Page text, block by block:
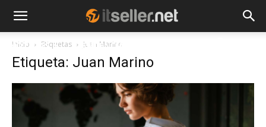
NOTICIAS TENDENCIAS
Inicio Etiquetas Juan Marino
Etiqueta: Juan Marino